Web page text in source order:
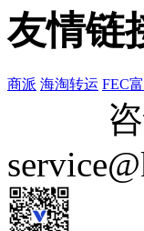
友情链
商派 海淘转运 FEC